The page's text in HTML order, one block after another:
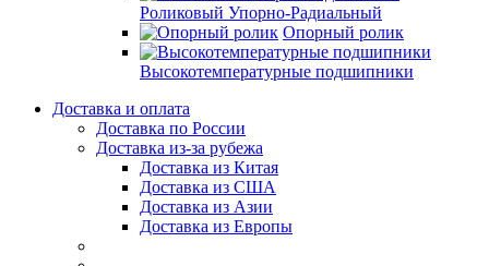
Роликовый Упорно-Радиальный
Опорный ролик
Высокотемпературные подшипники
Доставка и оплата
Доставка по России
Доставка из-за рубежа
Доставка из Китая
Доставка из США
Доставка из Азии
Доставка из Европы